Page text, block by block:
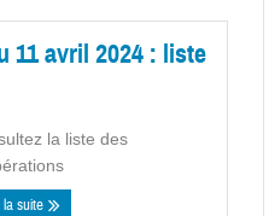
11 avril 2024 : liste
la liste des
la suite